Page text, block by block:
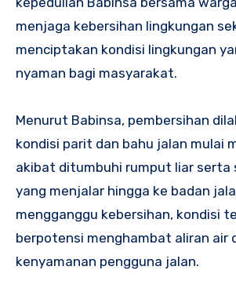
menjaga kebersihan lingkungan
menciptakan kondisi lingkungan
nyaman bagi masyarakat.
Menurut Babinsa, pembersihan
kondisi parit dan bahu jalan mulai
akibat ditumbuhi rumput liar serta
yang menjalar hingga ke badan
mengganggu kebersihan, kondisi
berpotensi menghambat aliran air
kenyamanan pengguna jalan.